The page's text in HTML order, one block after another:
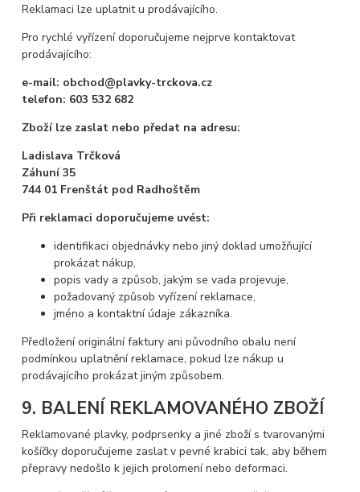
Reklamaci lze uplatnit u prodávajícího.
Pro rychlé vyřízení doporučujeme nejprve kontaktovat
prodávajícího:
e-mail: obchod@plavky-trckova.cz
telefon: 603 532 682
Zboží lze zaslat nebo předat na adresu:
Ladislava Trčková
Záhuní 35
744 01 Frenštát pod Radhoštěm
Při reklamaci doporučujeme uvést:
identifikaci objednávky nebo jiný doklad umožňující
prokázat nákup,
popis vady a způsob, jakým se vada projevuje,
požadovaný způsob vyřízení reklamace,
jméno a kontaktní údaje zákazníka.
Předložení originální faktury ani původního obalu není
podmínkou uplatnění reklamace, pokud lze nákup u
prodávajícího prokázat jiným způsobem.
9. BALENÍ REKLAMOVANÉHO ZBOŽÍ
Reklamované plavky, podprsenky a jiné zboží s tvarovanými
košíčky doporučujeme zaslat v pevné krabici tak, aby během
přepravy nedošlo k jejich prolomení nebo deformaci.